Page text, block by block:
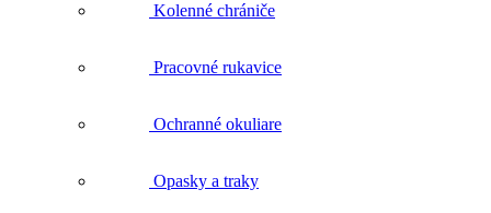
Kolenné chrániče
Pracovné rukavice
Ochranné okuliare
Opasky a traky